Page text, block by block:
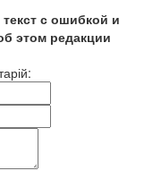
с ошибкой и
этом редакции